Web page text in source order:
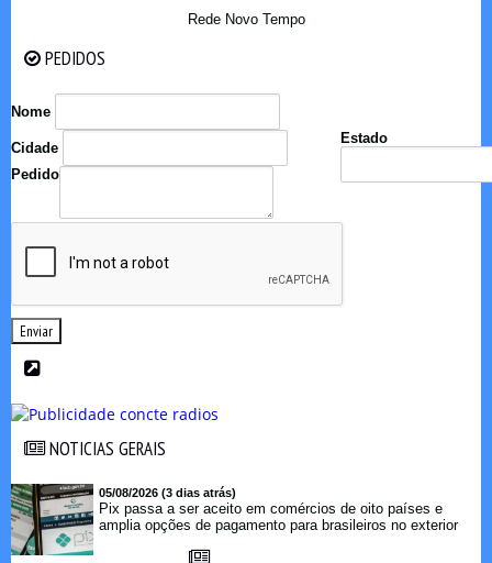
Rede Novo Tempo
PEDIDOS
Nome
Cidade
Estado
Pedido
Enviar
NOTICIAS GERAIS
05/08/2026 (3 dias atrás)
Pix passa a ser aceito em comércios de oito países e
amplia opções de pagamento para brasileiros no exterior